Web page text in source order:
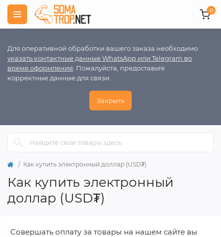
Для оперативной обработки вашего заказа необходимо
указать контактные данные WhatsApp или Telegram во
время оформления . Пожалуйста, предоставьте
корректные данные для связи.
Закрыть
0
Как купить электронный доллар (USD₮)
Как купить электронный
доллар (USD₮)
Совершать оплату за товары на нашем сайте вы